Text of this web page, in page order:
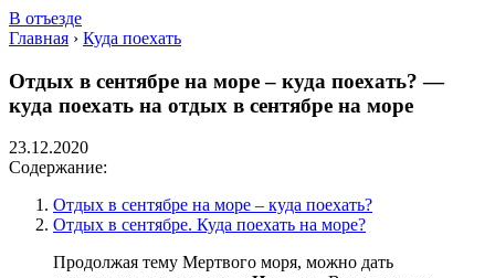
В отъезде
Главная › Куда поехать
Отдых в сентябре на море – куда поехать? —
куда поехать на отдых в сентябре на море
23.12.2020
Содержание:
Отдых в сентябре на море – куда поехать?
Отдых в сентябре. Куда поехать на море?
Продолжая тему Мертвого моря, можно дать